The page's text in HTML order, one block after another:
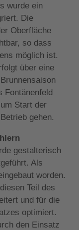
wurde ein
Die
Oberfläche
so dass
möglich ist.
über eine
Fontänenfeld
Start der
gehen.
gestalterisch
Als
worden.
Teil des
und für die
optimiert.
den Einsatz